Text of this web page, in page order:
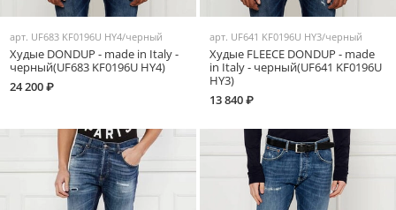
арт. UF683 KF0196U HY4/черный
Худые DONDUP - made in Italy -
черный(UF683 KF0196U HY4)
24 200 ₽
арт. UF641 KF0196U HY3/черный
Худые FLEECE DONDUP - made
in Italy - черный(UF641 KF0196U
HY3)
13 840 ₽